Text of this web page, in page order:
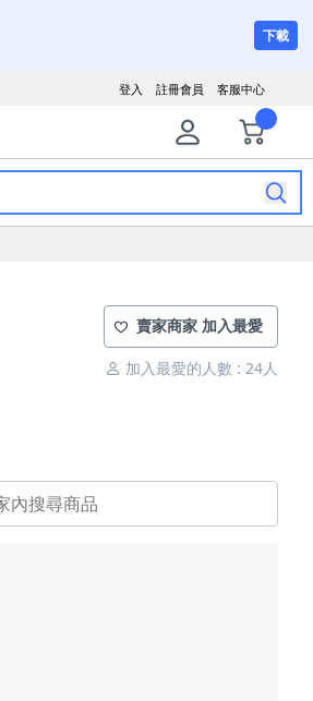
下載
客服中心
註冊會員
登入
賣家商家 加入最愛
加入最愛的人數 : 24人